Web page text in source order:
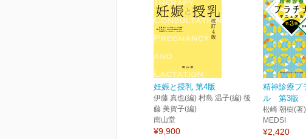
妊娠と授乳 第4版
伊藤 真也(編) 村島 温子(編) 後
藤 美賀子(編)
南山堂
¥9,900
精神診療プ
ル 第3版
松崎 朝樹(著)
MEDSI
¥2,420